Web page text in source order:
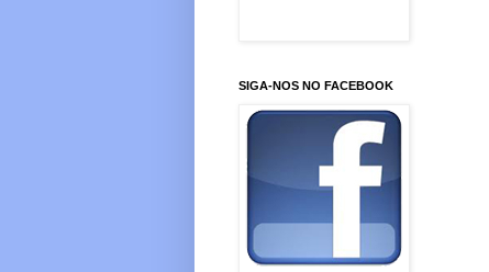
SIGA-NOS NO FACEBOOK